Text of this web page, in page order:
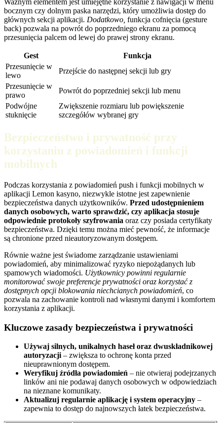
Ważnym elementem jest umiejętne korzystanie z nawigacji w menu
bocznym czy dolnym paska narzędzi, który umożliwia dostęp do
głównych sekcji aplikacji. Dodatkowo, funkcja cofnięcia (gesture
back) pozwala na powrót do poprzedniego ekranu za pomocą
przesunięcia palcem od lewej do prawej strony ekranu.
Gest
Funkcja
Przesunięcie w
lewo
Przejście do następnej sekcji lub gry
Przesunięcie w
prawo
Powrót do poprzedniej sekcji lub menu
Podwójne
stuknięcie
Zwiększenie rozmiaru lub powiększenie
szczegółów wybranej gry
Bezpieczeństwo i prywatność przy
korzystaniu z powiadomień i funkcji
mobilnych
Podczas korzystania z powiadomień push i funkcji mobilnych w
aplikacji Lemon kasyno, niezwykle istotne jest zapewnienie
bezpieczeństwa danych użytkowników. Przed udostępnieniem
danych osobowych, warto sprawdzić, czy aplikacja stosuje
odpowiednie protokoły szyfrowania oraz czy posiada certyfikaty
bezpieczeństwa. Dzięki temu można mieć pewność, że informacje
są chronione przed nieautoryzowanym dostępem.
Równie ważne jest świadome zarządzanie ustawieniami
powiadomień, aby minimalizować ryzyko niepożądanych lub
spamowych wiadomości. Użytkownicy powinni regularnie
monitorować swoje preferencje prywatności oraz korzystać z
dostępnych opcji blokowania niechcianych powiadomień, co
pozwala na zachowanie kontroli nad własnymi danymi i komfortem
korzystania z aplikacji.
Kluczowe zasady bezpieczeństwa i prywatności
Używaj silnych, unikalnych haseł oraz dwuskładnikowej
autoryzacji– zwiększa to ochronę konta przed
nieuprawnionym dostępem.
Weryfikuj źródła powiadomień – nie otwieraj podejrzanych
linków ani nie podawaj danych osobowych w odpowiedziach
na nieznane komunikaty.
Aktualizuj regularnie aplikację i system operacyjny –
zapewnia to dostęp do najnowszych łatek bezpieczeństwa.